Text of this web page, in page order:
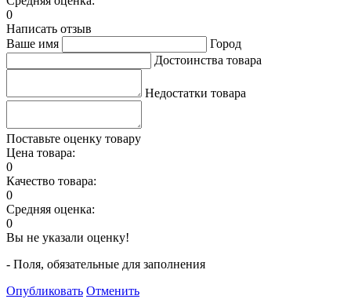
0
Написать отзыв
Ваше имя
Город
Достоинства товара
Недостатки товара
Поставьте оценку товару
Цена товара:
0
Качество товара:
0
Средняя оценка:
0
Вы не указали оценку!
- Поля, обязательные для заполнения
Опубликовать Отменить